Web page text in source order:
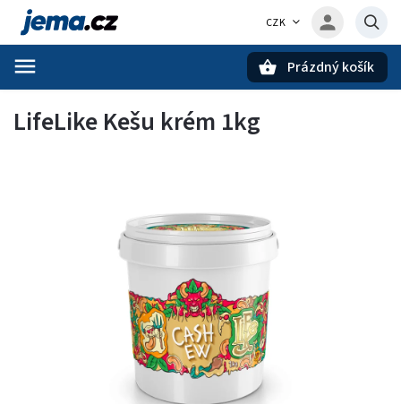
CZK
Prázdný košík
LifeLike Kešu krém 1kg